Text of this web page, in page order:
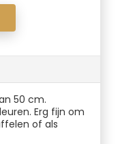
50 cm.
Erg fijn om
of als